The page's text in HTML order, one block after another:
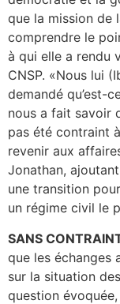
que la mission de
comprendre le
à qui elle a rendu
CNSP. «Nous lui
demandé qu’est-
nous a fait savoir
pas été contraint
revenir aux
Jonathan,
une transition
un régime civil le
SANS
que les échanges
sur la situation
question